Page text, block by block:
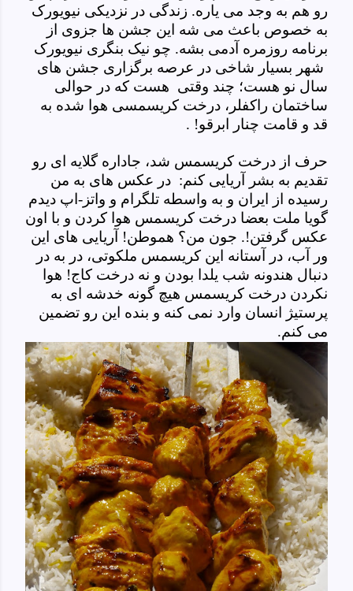
رو هم به وجد می یاره. زندگی در نزدیکی نیویورک
به خصوص باعث می شه این جشن ها جزوی از
برنامه روزمره آدمی بشه. چو نیک بنگری نیویورک
شهر بسیار شاخی در عرصه برگزاری جشن های
سال نو هست؛ چند وقتی هست که در حوالی
ساختمان راکفلر، درخت کریسمسی هوا شده به
قد و قامت چنار ابرقو! .
حرف از درخت کریسمس شد، جاداره گلایه ای رو
تقدیم به بشر آریایی کنم: در عکس های به من
رسیده از ایران و به واسطه تلگرام و واتز-اپ دیدم
گویا ملت بعضا درخت کریسمس هوا کردن و با اون
عکس گرفتن!. جون من؟ هموطن! آریایی های این
ور آب، در آستانه این کریسمس ملکوتی، در به در
دنبال هندونه شب یلدا بودن و نه درخت کاج! هوا
نکردن درخت کریسمس هیچ گونه خدشه ای به
پرستیژ انسان وارد نمی کنه و بنده این رو تضمین
می کنم.